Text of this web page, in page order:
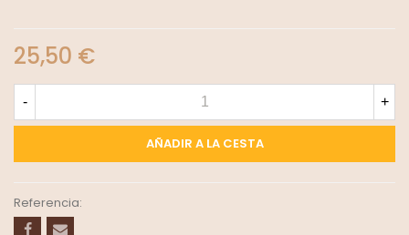
25,50 €
- +
AÑADIR A LA CESTA
Referencia: